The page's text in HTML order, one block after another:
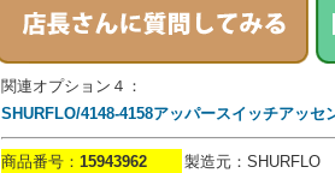
関連オプション４：
SHURFLO/4148-4158アッパースイッチアッセ
商品番号： 15943962
製造元：SHURFLO